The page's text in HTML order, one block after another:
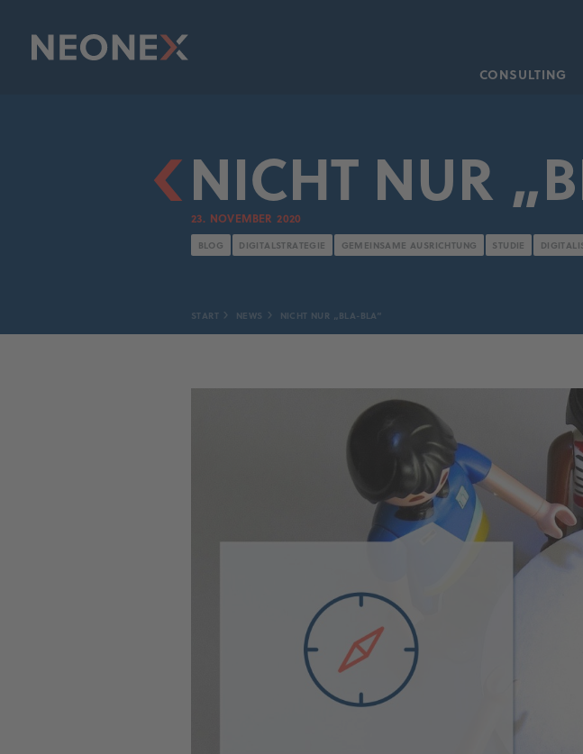
CONSULTING
NICHT NUR
23. NOVEMBER 2020
BLOG DIGITALSTRATEGIE GEMEINSAME AUSRICHTUNG STUDIE
START NEWS NICHT NUR „BLA-BLA“